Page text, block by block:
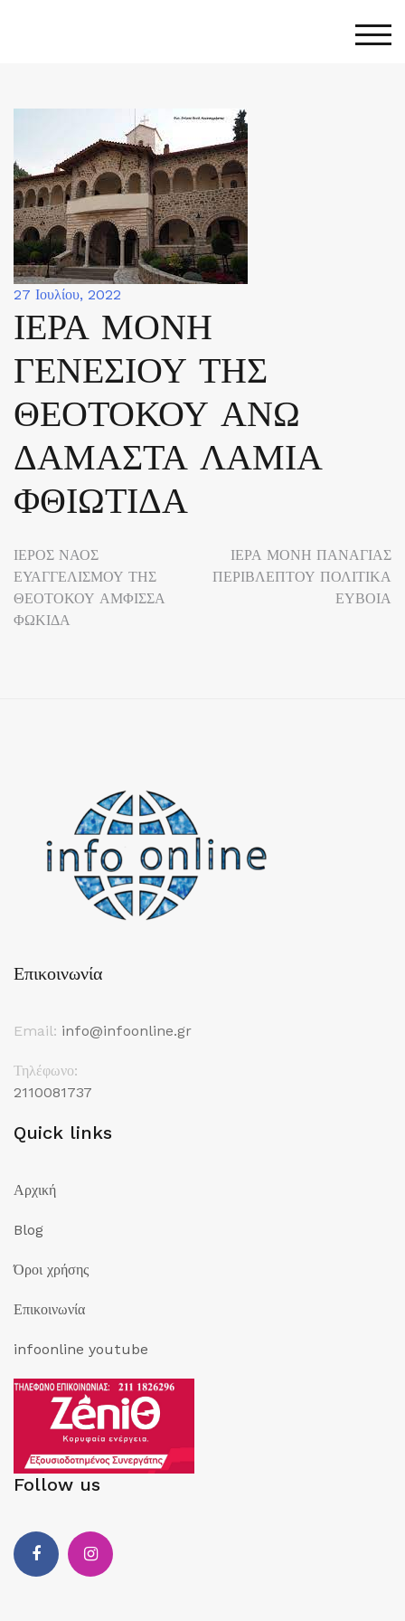
27 Ιουλίου, 2022
ΙΕΡΑ ΜΟΝΗ
ΓΕΝΕΣΙΟΥ ΤΗΣ
ΘΕΟΤΟΚΟΥ ΑΝΩ
ΔΑΜΑΣΤΑ ΛΑΜΙΑ
ΦΘΙΩΤΙΔΑ
Πλοήγηση
άρθρων
ΙΕΡΟΣ ΝΑΟΣ
ΕΥΑΓΓΕΛΙΣΜΟΥ ΤΗΣ
ΘΕΟΤΟΚΟΥ ΑΜΦΙΣΣΑ
ΦΩΚΙΔΑ
ΙΕΡΑ ΜΟΝΗ ΠΑΝΑΓΙΑΣ
ΠΕΡΙΒΛΕΠΤΟΥ ΠΟΛΙΤΙΚΑ
ΕΥΒΟΙΑ
Επικοινωνία
Email: info@infoonline.gr
Τηλέφωνο:
2110081737
Quick links
Αρχική
Blog
Όροι χρήσης
Επικοινωνία
infoonline youtube
Follow us